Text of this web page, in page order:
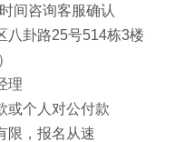
间咨询客服确认
八卦路25号514栋3楼
理
或个人对公付款
限，报名从速